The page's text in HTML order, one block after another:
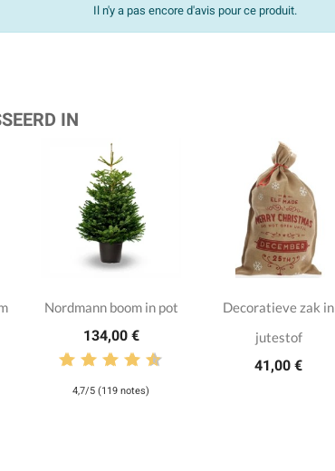
Il n'y a pas encore d'avis pour ce produit.
IN
Nordmann boom in pot
134,00 €
4,7/5 (119 notes)
Decoratieve zak in
jutestof
41,00 €